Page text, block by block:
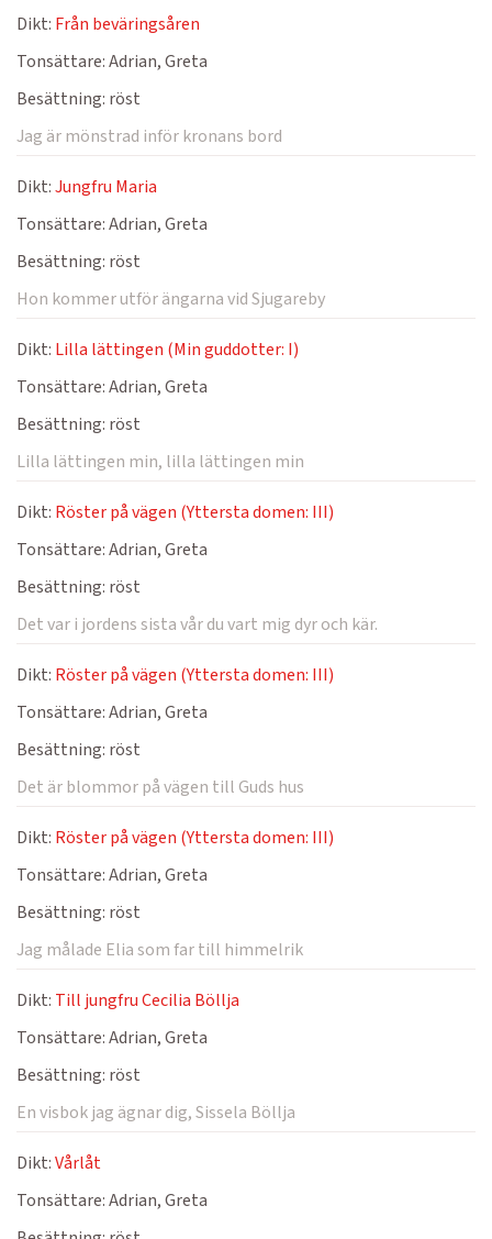
Dikt: Från beväringsåren
Tonsättare:Adrian, Greta
Besättning: röst
Jag är mönstrad inför kronans bord
Dikt:Jungfru Maria
Tonsättare:Adrian, Greta
Besättning: röst
Hon kommer utför ängarna vid Sjugareby
Dikt: Lilla lättingen (Min guddotter: I)
Tonsättare:Adrian, Greta
Besättning: röst
Lilla lättingen min, lilla lättingen min
Dikt: Röster på vägen (Yttersta domen: III)
Tonsättare:Adrian, Greta
Besättning: röst
Det var i jordens sista vår du vart mig dyr och kär.
Dikt: Röster på vägen (Yttersta domen: III)
Tonsättare:Adrian, Greta
Besättning: röst
Det är blommor på vägen till Guds hus
Dikt: Röster på vägen (Yttersta domen: III)
Tonsättare:Adrian, Greta
Besättning: röst
Jag målade Elia som far till himmelrik
Dikt: Till jungfru Cecilia Böllja
Tonsättare:Adrian, Greta
Besättning: röst
En visbok jag ägnar dig, Sissela Böllja
Dikt:Vårlåt
Tonsättare:Adrian, Greta